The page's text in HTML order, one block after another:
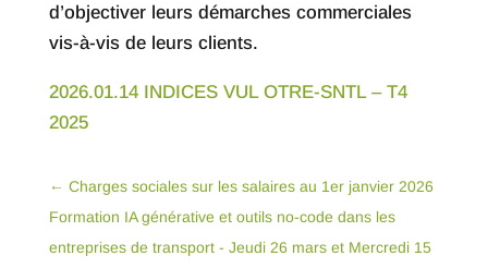
d’objectiver leurs démarches commerciales
vis-à-vis de leurs clients.
2026.01.14 INDICES VUL OTRE-SNTL – T4
2025
← Charges sociales sur les salaires au 1er janvier 2026
Formation IA générative et outils no-code dans les
entreprises de transport - Jeudi 26 mars et Mercredi 15